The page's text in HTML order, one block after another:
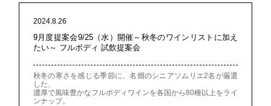
2024.8.26
9月度提案会9/25（水）開催～秋冬のワインリストに加え
たい～ フルボディ 試飲提案会
秋冬の寒さを感じる季節に、名畑のシニアソムリエ2名が厳選
した、
濃厚で風味豊かなフルボディワインを各国から80種以上をライ
ンナップ。